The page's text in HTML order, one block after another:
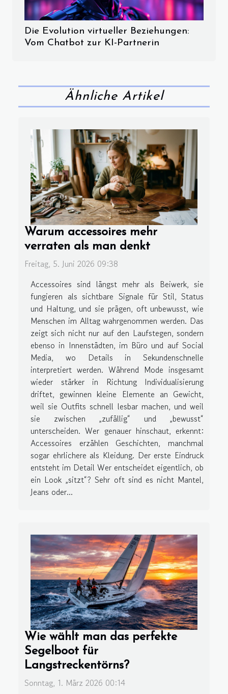
Die Evolution virtueller Beziehungen:
Vom Chatbot zur KI-Partnerin
Ähnliche Artikel
Warum accessoires mehr
verraten als man denkt
Freitag, 5. Juni 2026 09:38
Accessoires sind längst mehr als Beiwerk, sie
fungieren als sichtbare Signale für Stil, Status
und Haltung, und sie prägen, oft unbewusst, wie
Menschen im Alltag wahrgenommen werden. Das
zeigt sich nicht nur auf den Laufstegen, sondern
ebenso in Innenstädten, im Büro und auf Social
Media, wo Details in Sekundenschnelle
interpretiert werden. Während Mode insgesamt
wieder stärker in Richtung Individualisierung
driftet, gewinnen kleine Elemente an Gewicht,
weil sie Outfits schnell lesbar machen, und weil
sie zwischen „zufällig“ und „bewusst“
unterscheiden. Wer genauer hinschaut, erkennt:
Accessoires erzählen Geschichten, manchmal
sogar ehrlichere als Kleidung. Der erste Eindruck
entsteht im Detail Wer entscheidet eigentlich, ob
ein Look „sitzt“? Sehr oft sind es nicht Mantel,
Jeans oder...
Wie wählt man das perfekte
Segelboot für
Langstreckentörns?
Sonntag, 1. März 2026 00:14